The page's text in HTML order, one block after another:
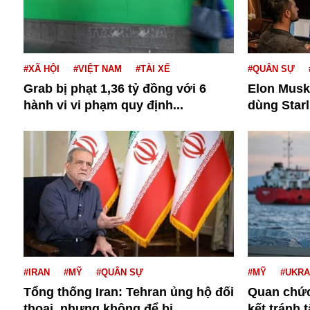
Diego Maradona
Dòng chảy phương Bắc 1
Dải Gaza
Facebook
FED
Fansipan
F0
FLC
Gương sáng
GDP
#XÃ HỘI #VIỆT NAM #TÀI XẾ
Grab bị phạt 1,36 tỷ đồng với 6
hành vi vi phạm quy định...
#QUÂN SỰ
Elon
dùng
#IRAN #MỸ #QUÂN SỰ
Tổng thống Iran: Tehran ủng hộ đối
#MỸ
Quan